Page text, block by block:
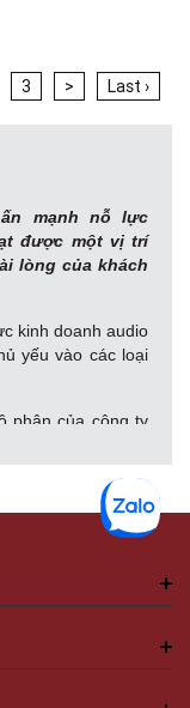
3 > Last ›
mạnh nỗ lực
được một vị trí
lòng của khách
kinh doanh audio
yếu vào các loại
phận của công ty
2011, CORDIAL
toàn mới để
thị trường toàn
thành ba loại
có thể dễ dàng
tắc hướng